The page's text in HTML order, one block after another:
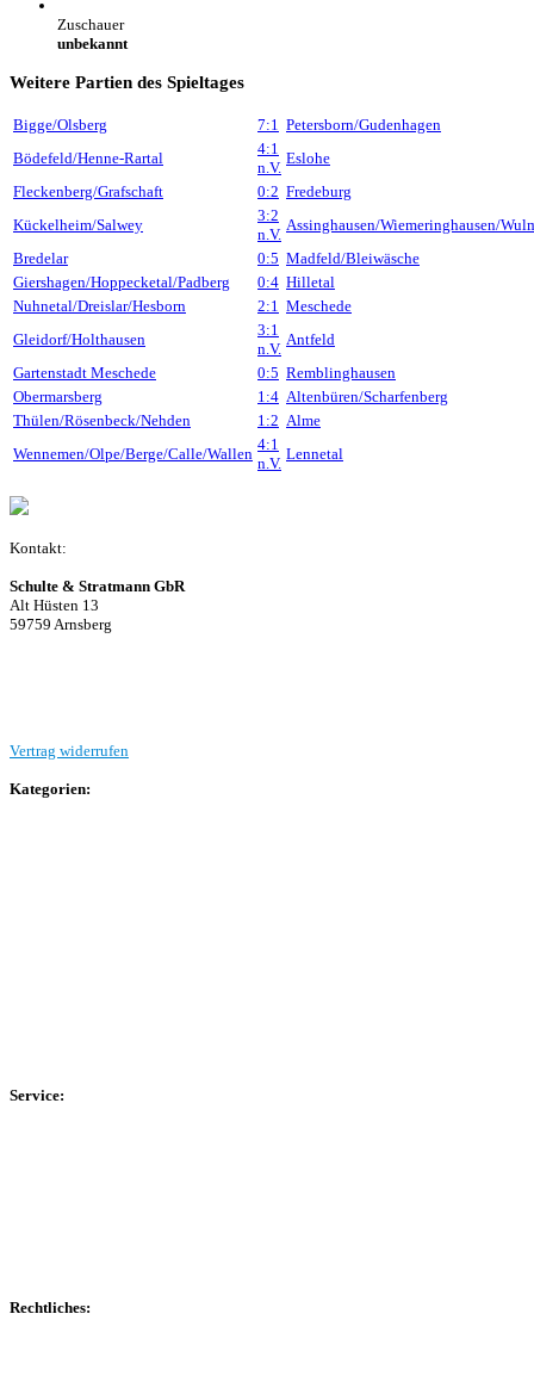
Zuschauer
unbekannt
Weitere Partien des Spieltages
Bigge/Olsberg 7:1 Petersborn/Gudenhagen
Bödefeld/Henne-Rartal
4:1
n.V.
Eslohe
Fleckenberg/Grafschaft
0:2 Fredeburg
Kückelheim/Salwey
3:2
n.V.
Assinghausen/Wiemeringhausen/
Bredelar
0:5 Madfeld/Bleiwäsche
Giershagen/Hoppecketal/Padberg
0:4 Hilletal
Nuhnetal/Dreislar/Hesborn
2:1 Meschede
Gleidorf/Holthausen
3:1
n.V.
Antfeld
Gartenstadt Meschede
0:5 Remblinghausen
Obermarsberg
1:4 Altenbüren/Scharfenberg
Thülen/Rösenbeck/Nehden
1:2 Alme
Wennemen/Olpe/Berge/Calle/Wallen
4:1
n.V.
Lennetal
Kontakt:
Schulte & Stratmann GbR
Alt Hüsten 13
59759 Arnsberg
Vertrag widerrufen
Kategorien:
Service:
Rechtliches: